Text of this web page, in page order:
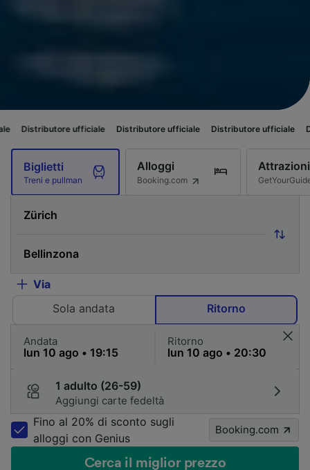
ufficiale Distributore ufficiale Distributore ufficiale Distributore
Biglietti
Treni e pullman
Alloggi
Booking.com
Attrazioni
Via
Sola andata
Ritorno
Andata Ritorno
1 adulto (26-59)
Aggiungi carte fedeltà
Fino al 20% di sconto sugli
alloggi con Genius
Booking.com
Cerca il miglior prezzo